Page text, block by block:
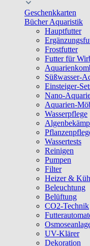
Geschenkkarten
Bücher Aquaristik
Hauptfutter
Frostfutter
Futter für
Süßwasser-
Einsteiger-
Nano-
Aquarien-
Wasserpflege
Wassertests
Reinigen
Pumpen
Filter
Heizer &
Beleuchtung
Belüftung
CO2-Technik
UV-Klärer
Dekoration